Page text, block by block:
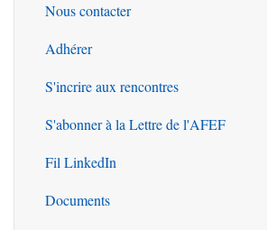
Outils
Nous contacter
Adhérer
S'incrire aux rencontres
S'abonner à la Lettre de l'AFEF
Fil LinkedIn
Documents